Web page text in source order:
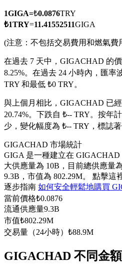
多種以USDC結算的永續合
跟單
與頂尖交易專家同行
1GIGA=₺0.0876TRY
₺1TRY=11.41552511GIGA
(注意：不包括交易費用和燃氣費
在過去 7 天中，GIGACHAD 的
8.25%。 在過去 24 小時內，匯率
TRY 和最低 ₺0 TRY。
與上個月相比，GIGACHAD 已
20.74%。下跌自 ₺-- TRY。 按年
少，變化幅度為 ₺-- TRY，標誌著
GIGACHAD 市場統計
GIGA 是一種建立在
大供應量為 10B，目前總供應量
9.3B，市值為 802.29M。 點擊這
逐步指南 如何安全輕鬆地購買
當前價格₺0.0876
流通供應量9.3B
市值₺802.29M
交易量（24小時） ₺88.9M
GIGACHAD 不同金